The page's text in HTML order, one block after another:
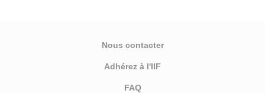
Nous contacter
Adhérez à l'IIF
FAQ